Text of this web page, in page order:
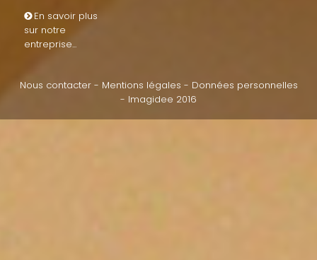
En savoir plus
sur notre
entreprise...
Nous contacter- Mentions légales - Données personnelles
- Imagidee 2016